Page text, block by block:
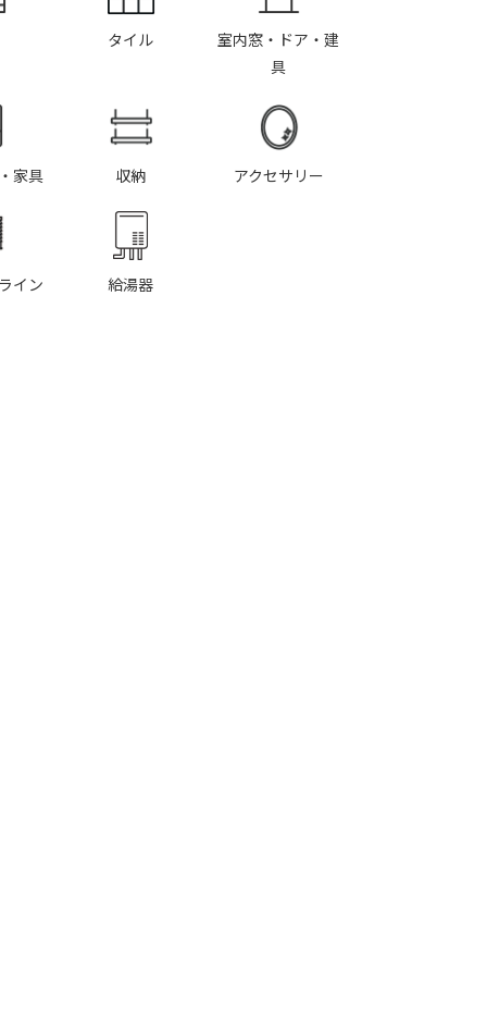
タイル
室内窓・ドア・建
具
家具 収納 アクセサリー
イン 給湯器